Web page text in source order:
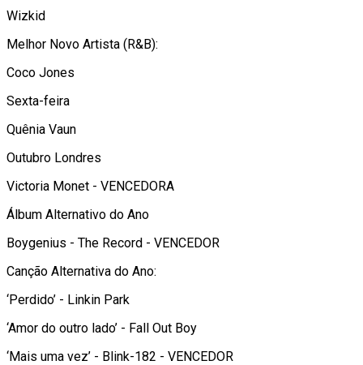
Wizkid
Melhor Novo Artista (R&B):
Coco Jones
Sexta-feira
Quênia Vaun
Outubro Londres
Victoria Monet - VENCEDORA
Álbum Alternativo do Ano
Boygenius - The Record - VENCEDOR
Canção Alternativa do Ano:
‘Perdido’ - Linkin Park
‘Amor do outro lado’ - Fall Out Boy
‘Mais uma vez’ - Blink-182 - VENCEDOR